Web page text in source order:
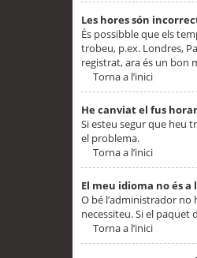
Les hores són
És possibble que els
trobeu, p.ex. Londres,
registrat, ara és un bon
Torna a l’inici
He canviat el fus
Si esteu segur que heu
el problema.
Torna a l’inici
El meu idioma no és a
O bé l’administrador no
necessiteu. Si el paquet
Torna a l’inici